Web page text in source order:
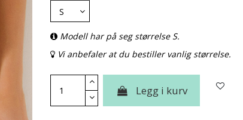
Modell har på seg størrelse S.
Vi anbefaler at du bestiller vanlig størrelse.
Legg i kurv